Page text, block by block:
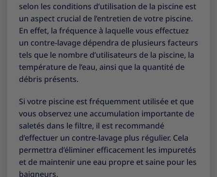
selon les conditions d’utilisation de la piscine est
un aspect crucial de l’entretien de votre piscine.
En effet, la fréquence à laquelle vous effectuez
un contre-lavage dépendra de plusieurs facteurs
tels que le nombre d’utilisateurs de la piscine, la
température de l’eau, ainsi que la quantité de
débris présents.
Si votre piscine est fréquemment utilisée et que
vous observez une accumulation importante de
saletés dans le filtre, il est recommandé
d’effectuer un contre-lavage plus régulier. Cela
permettra d’éliminer efficacement les impuretés
et de maintenir une eau propre et saine pour les
baigneurs.